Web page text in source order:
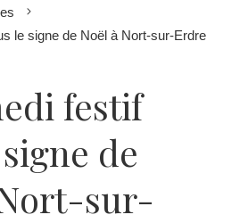
le signe de Noël à Nort-sur-Erdre
festif
de
sur-